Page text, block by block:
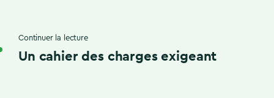
Continuer la lecture
Un cahier des charges exigeant